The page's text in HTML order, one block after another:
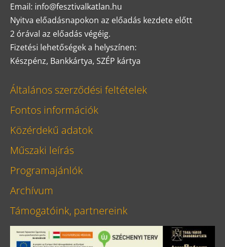
Email: info@fesztivalkatlan.hu
Nyitva előadásnapokon az előadás kezdete előtt
2 órával az előadás végéig.
Fizetési lehetőségek a helyszínen:
Készpénz, Bankkártya, SZÉP kártya
Általános szerződési feltételek
Fontos információk
Közérdekű adatok
Műszaki leírás
Programajánlók
Archívum
Támogatóink, partnereink